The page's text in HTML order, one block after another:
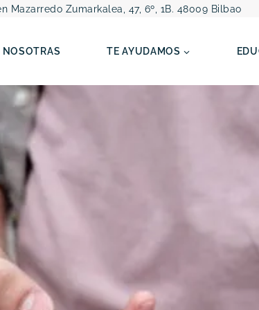
Mazarredo Zumarkalea, 47, 6º, 1B. 48009 Bilbao
NOSOTRAS TE AYUDAMOS